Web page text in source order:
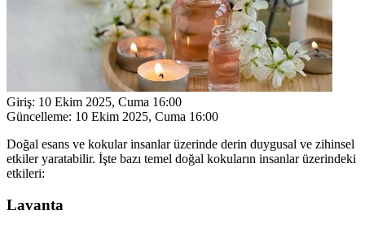
Giriş: 10 Ekim 2025, Cuma 16:00
Güncelleme: 10 Ekim 2025, Cuma 16:00
Doğal esans ve kokular insanlar üzerinde derin duygusal ve zihinsel
etkiler yaratabilir. İşte bazı temel doğal kokuların insanlar üzerindeki
etkileri:
Lavanta